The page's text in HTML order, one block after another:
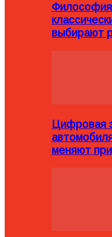
Философия
выбирают
Цифровая
меняют